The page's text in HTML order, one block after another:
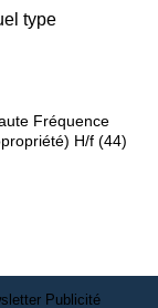
type
Fréquence
H/f (44)
Publicité